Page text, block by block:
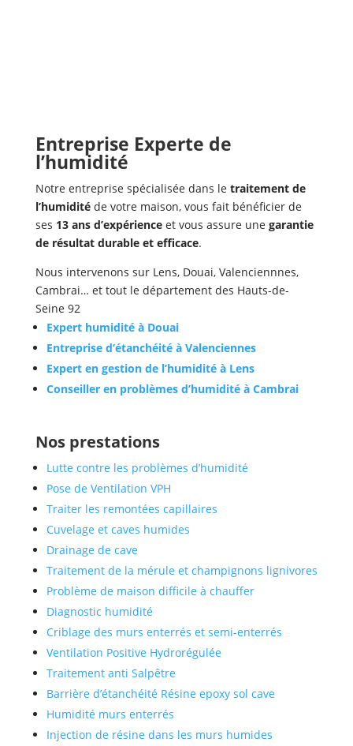
Entreprise Experte de
l’humidité
Notre entreprise spécialisée dans le traitement de
l’humiditéde votre maison, vous fait bénéficier de
ses 13 ans d’expérience et vous assure une garantie
de résultat durable et efficace.
Nous intervenons sur Lens, Douai, Valenciennnes,
Cambrai… et tout le département des Hauts-de-
Seine 92
Expert humidité à Douai
Entreprise d’étanchéité à Valenciennes
Expert en gestion de l’humidité à Lens
Conseiller en problèmes d’humidité à Cambrai
Nos prestations
Lutte contre les problèmes d’humidité
Pose de Ventilation VPH
Traiter les remontées capillaires
Cuvelage et caves humides
Drainage de cave
Traitement de la mérule et champignons lignivores
Problème de maison difficile à chauffer
Diagnostic humidité
Criblage des murs enterrés et semi-enterrés
Ventilation Positive Hydrorégulée
Traitement anti Salpêtre
Barrière d’étanchéité Résine epoxy sol cave
Humidité murs enterrés
Injection de résine dans les murs humides